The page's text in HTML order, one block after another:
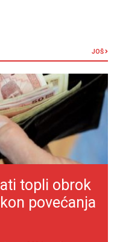
JOŠ
topli obrok
povećanja